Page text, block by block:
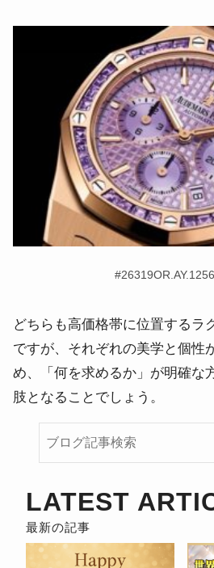
どちらも高価格帯に位置するラ
ですが、それぞれの美学と個性
め、「何を求めるか」が明確な
肢となることでしょう。
ロ
記
事
検
索
LATEST